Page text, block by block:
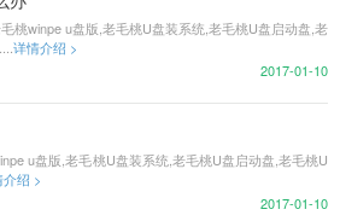
桃winpe u盘版,老毛桃U盘装系统,老毛桃U盘启动盘,老
详情介绍 >
2017-01-10
u盘版,老毛桃U盘装系统,老毛桃U盘启动盘,老毛桃U
绍 >
2017-01-10